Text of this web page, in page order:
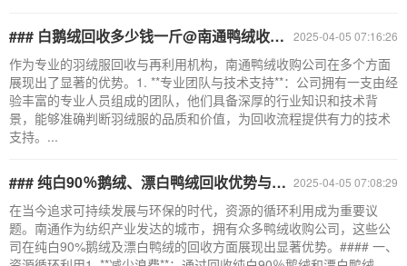
2025-04-05 07:16:26
### 白鹅绒回收多少钱一斤@南通鸭绒收购公司的优势
作为专业的羽绒服回收与再利用机构，南通鸭绒收购公司在多个方面
展现出了显著的优势。1. **专业团队与技术支持**：公司拥有一支由经
验丰富的专业人员组成的团队，他们具备深厚的行业知识和技术背
景，能够准确判断羽绒服的品质和价值，为回收流程提供有力的技术
支持。...
2025-04-05 07:08:29
### 纯白90％鹅绒、漂白鸭绒回收优势与南通鸭绒收购公司
在当今追求可持续发展与环保的时代，资源的循环利用成为重要议
题。南通作为纺织产业发达的城市，拥有众多鸭绒收购公司，这些公
司在纯白90%鹅绒及漂白鸭绒的回收方面展现出显著优势。#### 一、